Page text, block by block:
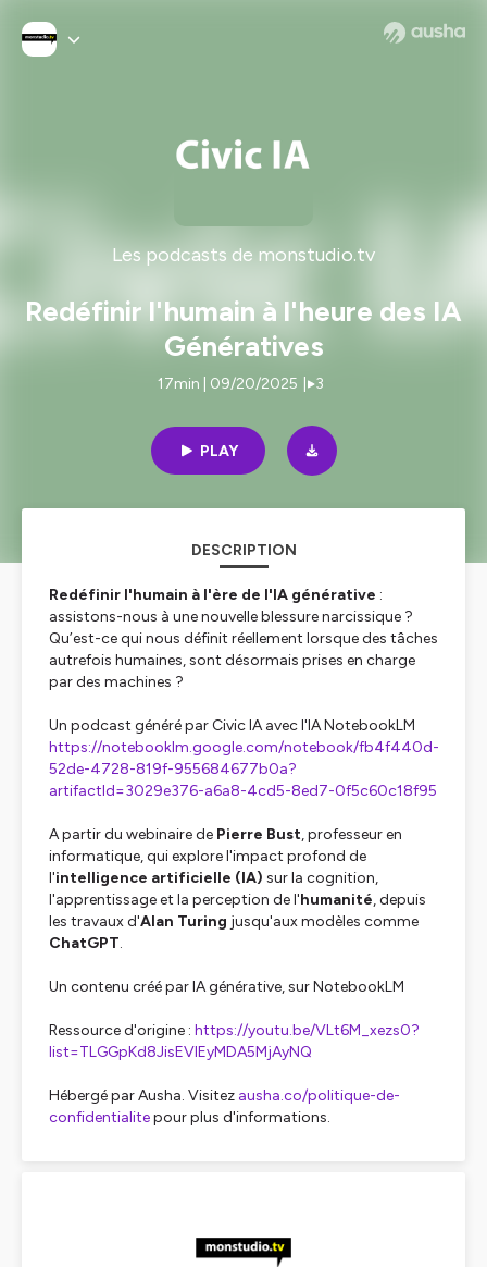
Les podcasts de monstudio.tv
Redéfinir l'humain à l'heure des IA
Génératives
17min | 09/20/2025 3
PLAY
DESCRIPTION
Redéfinir l'humain à l'ère de l'IA générative :
assistons-nous à une nouvelle blessure narcissique ?
Qu’est-ce qui nous définit réellement lorsque des tâches
autrefois humaines, sont désormais prises en charge
par des machines ?
Un podcast généré par Civic IA avec l'IA NotebookLM
https://notebooklm.google.com/notebook/fb4f440d-
52de-4728-819f-955684677b0a?
artifactId=3029e376-a6a8-4cd5-8ed7-0f5c60c18f95
A partir du webinaire de Pierre Bust, professeur en
informatique, qui explore l'impact profond de
l'intelligence artificielle (IA) sur la cognition,
l'apprentissage et la perception de l'humanité, depuis
les travaux d'Alan Turing jusqu'aux modèles comme
ChatGPT.
Un contenu créé par IA générative, sur NotebookLM
Ressource d'origine : https://youtu.be/VLt6M_xezs0?
list=TLGGpKd8JisEVlEyMDA5MjAyNQ
Hébergé par Ausha. Visitez ausha.co/politique-de-
confidentialitepour plus d'informations.